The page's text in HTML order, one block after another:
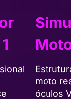
moto
óculos